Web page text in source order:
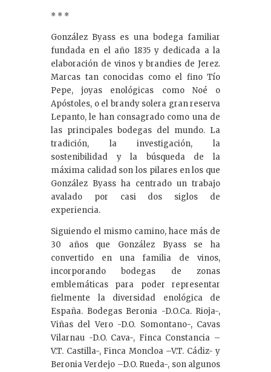
* * *
González Byass es una bodega familiar
fundada en el año 1835 y dedicada a la
elaboración de vinos y brandies de Jerez.
Marcas tan conocidas como el fino Tío
Pepe, joyas enológicas como Noé o
Apóstoles, o el brandy solera gran reserva
Lepanto, le han consagrado como una de
las principales bodegas del mundo. La
tradición, la investigación, la
sostenibilidad y la búsqueda de la
máxima calidad son los pilares en los que
González Byass ha centrado un trabajo
avalado por casi dos siglos de
experiencia.
Siguiendo el mismo camino, hace más de
30 años que González Byass se ha
convertido en una familia de vinos,
incorporando bodegas de zonas
emblemáticas para poder representar
fielmente la diversidad enológica de
España. Bodegas Beronia -D.O.Ca. Rioja-,
Viñas del Vero -D.O. Somontano-, Cavas
Vilarnau -D.O. Cava-, Finca Constancia –
V.T. Castilla-, Finca Moncloa –V.T. Cádiz- y
Beronia Verdejo –D.O. Rueda-, son algunos